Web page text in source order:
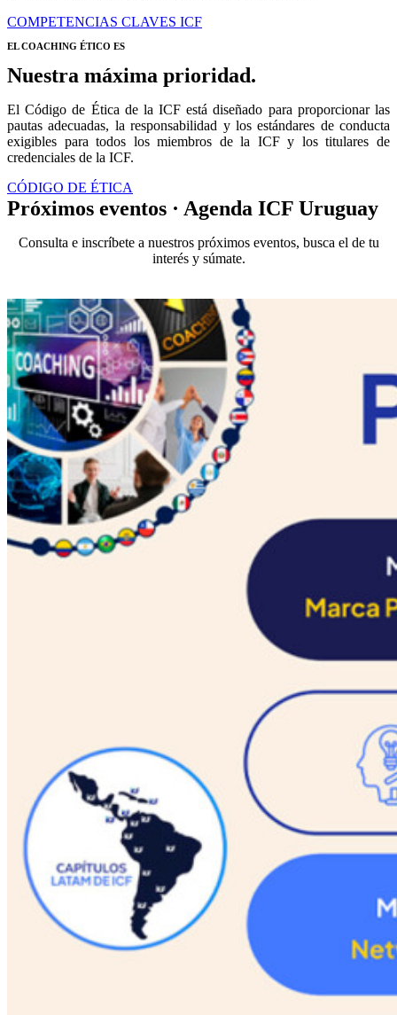
COMPETENCIAS CLAVES ICF
EL COACHING ÉTICO ES
Nuestra máxima prioridad.
El Código de Ética de la ICF está diseñado para proporcionar las
pautas adecuadas, la responsabilidad y los estándares de conducta
exigibles para todos los miembros de la ICF y los titulares de
credenciales de la ICF.
CÓDIGO DE ÉTICA
Próximos eventos · Agenda ICF Uruguay
Consulta e inscríbete a nuestros próximos eventos, busca el de tu
interés y súmate.